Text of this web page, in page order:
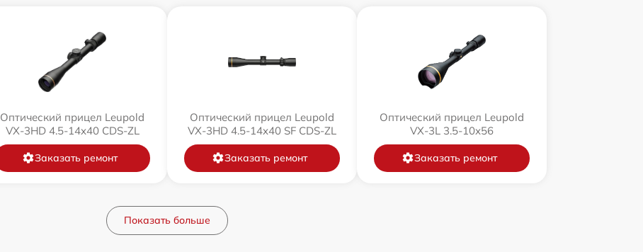
Оптический прицел Leupold
VX-3HD 4.5-14x40 CDS-ZL
Заказать ремонт
Оптический прицел Leupold
VX-3HD 4.5-14x40 SF CDS-ZL
Заказать ремонт
Оптический прицел Leupold
VX-3L 3.5-10x56
Заказать ремонт
Показать больше